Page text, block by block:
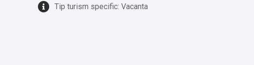
Tip turism specific: Vacanta